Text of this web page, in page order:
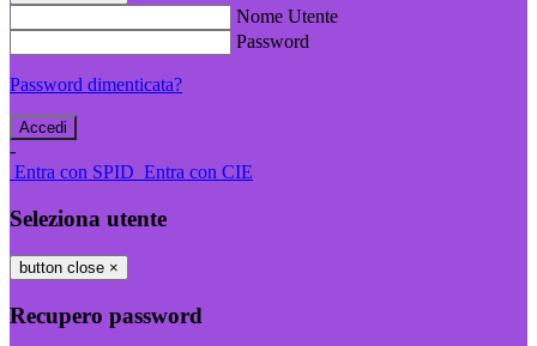
Nome Utente
Password
Password dimenticata?
-
Entra con SPID Entra con CIE
Seleziona utente
button close ×
Recupero password